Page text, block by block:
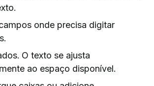
onde precisa digitar
O texto se ajusta
ao espaço disponível.